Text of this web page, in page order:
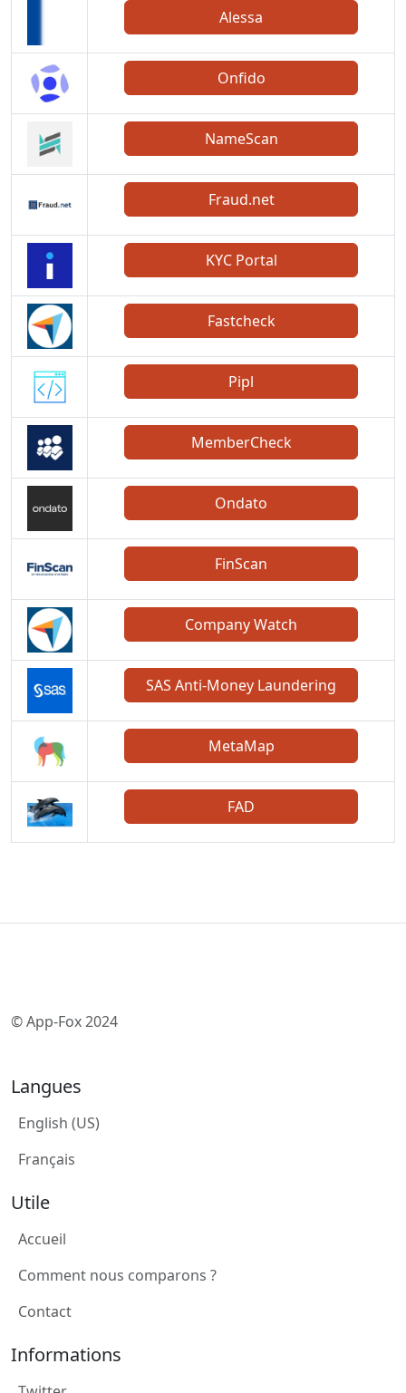
Alessa
Onfido
NameScan
Fraud.net
KYC Portal
Fastcheck
Pipl
MemberCheck
Ondato
FinScan
Company Watch
SAS Anti-Money Laundering
MetaMap
FAD
© App-Fox 2024
Langues
English (US)
Français
Utile
Accueil
Comment nous comparons ?
Contact
Informations